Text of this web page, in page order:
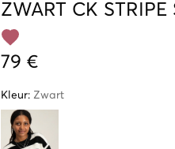
ZWART CK STRIPE
79 €
Kleur: Zwart